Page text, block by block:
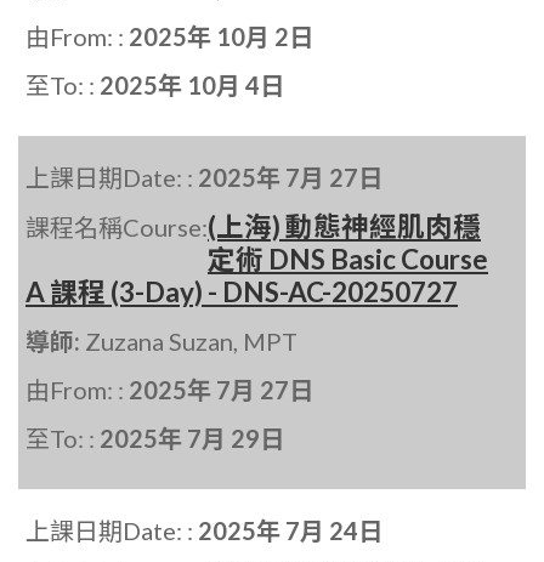
由From: : 2025年 10月 2日
至To: : 2025年 10月 4日
上課日期Date: : 2025年 7月 27日
課程名稱Course:(上海) 動態神經肌肉穩
定術 DNS Basic Course
A 課程 (3-Day) - DNS-AC-20250727
導師: Zuzana Suzan, MPT
由From: : 2025年 7月 27日
至To: : 2025年 7月 29日
上課日期Date: : 2025年 7月 24日